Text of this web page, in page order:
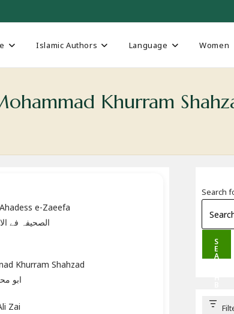
Islamic Authors Language Women
Khurram
e-Zaeefa
الصحیفہ فے
Khurram Shahzad
ابو
Zai
Search
S
E
A
T
T